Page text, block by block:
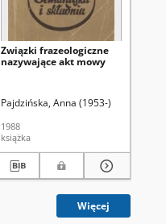
Związki frazeologiczne
nazywające akt mowy
Pajdzińska, Anna (1953-)
1988
książka
Więcej